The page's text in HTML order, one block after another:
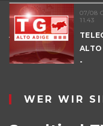
07/08
11.43
-
WER WIR